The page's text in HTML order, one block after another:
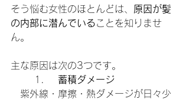
そう悩む女性のほとんどは、 原因が髪
の内部に潜んでいることを知りませ
ん。
主な原因は次の3つです。
蓄積ダメージ
紫外線・摩擦・熱ダメージが日々少